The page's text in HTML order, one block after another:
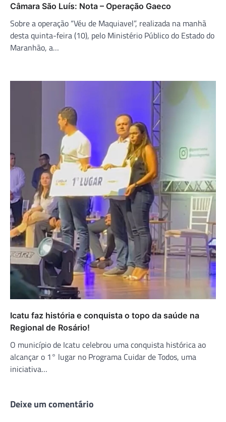
Câmara São Luís: Nota – Operação Gaeco
Sobre a operação “Véu de Maquiavel”, realizada na manhã
desta quinta-feira (10), pelo Ministério Público do Estado do
Maranhão, a…
Icatu faz história e conquista o topo da saúde na
Regional de Rosário!
O município de Icatu celebrou uma conquista histórica ao
alcançar o 1° lugar no Programa Cuidar de Todos, uma
iniciativa…
Deixe um comentário